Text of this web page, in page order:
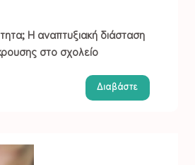
Η αναπτυξιακή διάσταση
στο σχολείο
Διαβάστε